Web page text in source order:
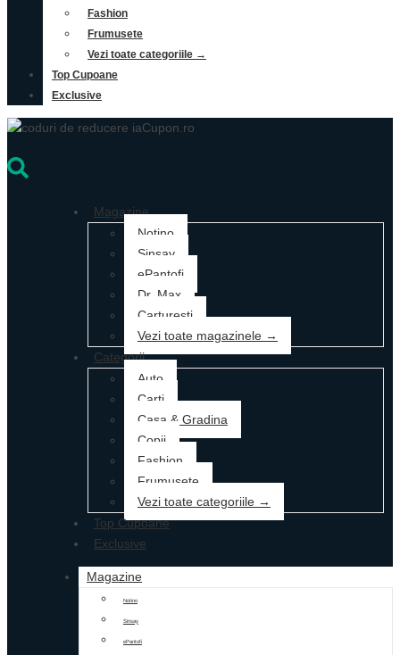
Fashion
Frumusete
Vezi toate categoriile →
Top Cupoane
Exclusive
Magazine
Notino
Sinsay
ePantofi
Dr. Max
Carturesti
Vezi toate magazinele →
Categorii
Auto
Carti
Casa & Gradina
Copii
Fashion
Frumusete
Vezi toate categoriile →
Top Cupoane
Exclusive
Magazine
Notino
Sinsay
ePantofi